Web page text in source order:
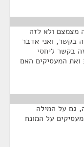
מצמצם ולא לזה
בקשר, ואני אדבר
בקשר ליחסי
המעסיקים האם
גם על המילה
על המונח